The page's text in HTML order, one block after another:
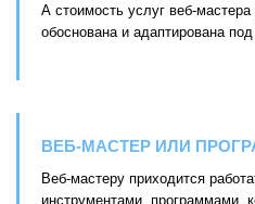
А стоимость услуг веб-
обоснована и адаптирована
ВЕБ-МАСТЕР ИЛИ
Веб-мастеру приходится
инструментами, программами,